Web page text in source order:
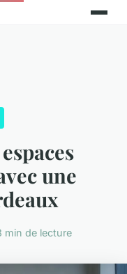
une
min de lecture